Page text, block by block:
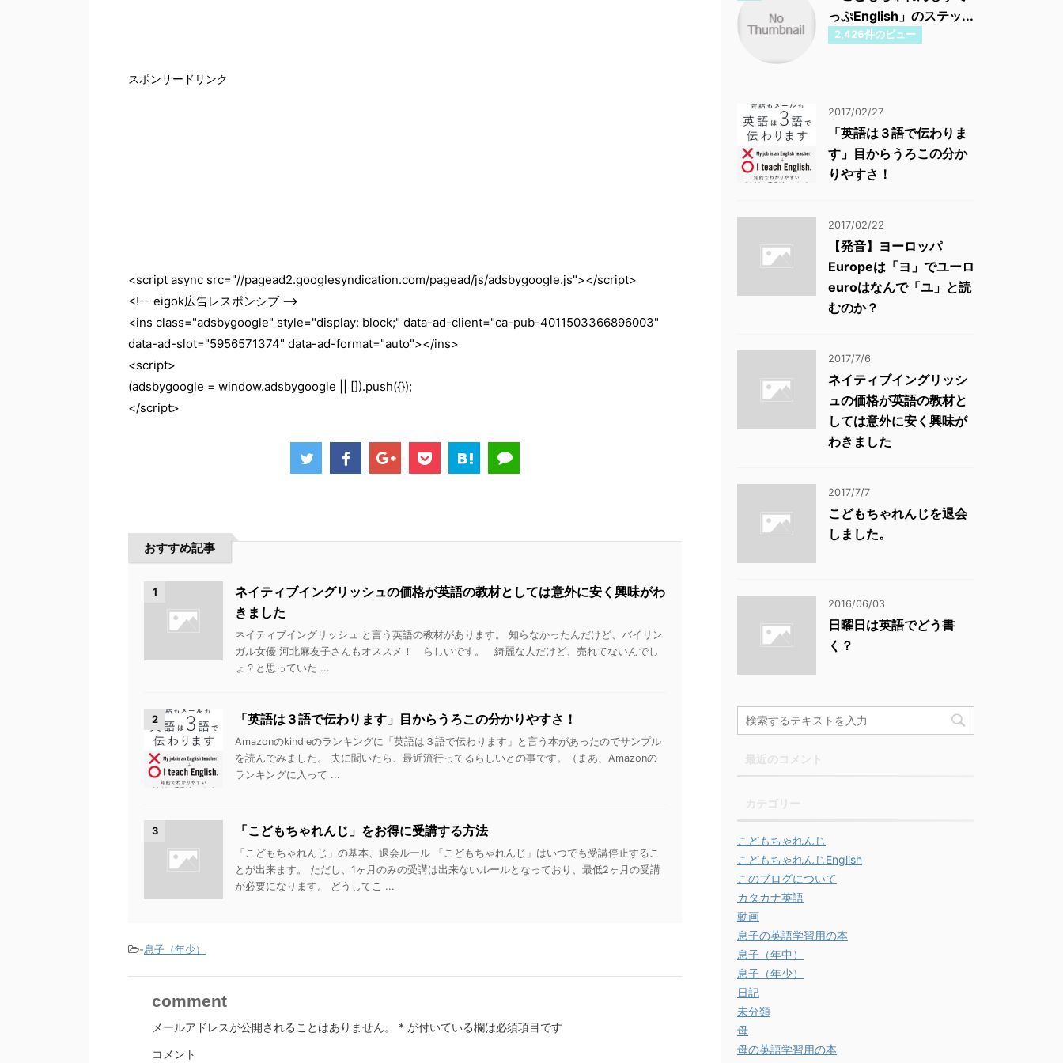
スポンサードリンク
<script async src="//pagead2.googlesyndication.com/pagead/js/adsbygoogle.js"></script>
<!-- eigok広告レスポンシブ -->
<ins class="adsbygoogle" style="display: block;" data-ad-client="ca-pub-4011503366896003"
data-ad-slot="5956571374" data-ad-format="auto"></ins>
<script>
(adsbygoogle = window.adsbygoogle || []).push({});
</script>
おすすめ記事
1
ネイティブイングリッシュの価格が英語の教材としては意外に安く興味がわ
きました
ネイティブイングリッシュ と言う英語の教材があります。 知らなかったんだけど、バイリン
ガル女優 河北麻友子さんもオススメ！ らしいです。 綺麗な人だけど、売れてないんでし
ょ？と思っていた ...
2 「英語は３語で伝わります」目からうろこの分かりやすさ！
Amazonのkindleのランキングに「英語は３語で伝わります」と言う本があったのでサンプル
を読んでみました。 夫に聞いたら、最近流行ってるらしいとの事です。（まあ、Amazonの
ランキングに入って ...
3 「こどもちゃれんじ」をお得に受講する方法
「こどもちゃれんじ」の基本、退会ルール 「こどもちゃれんじ」はいつでも受講停止するこ
とが出来ます。 ただし、1ヶ月のみの受講は出来ないルールとなっており、最低2ヶ月の受講
が必要になります。 どうしてこ ...
-息子（年少）
comment
メールアドレスが公開されることはありません。 * が付いている欄は必須項目です
コメント
っぷEnglish」のステッ...
2,426件のビュー
2017/02/27
「英語は３語で伝わりま
す」目からうろこの分か
りやすさ！
2017/02/22
【発音】ヨーロッパ
Europeは「ヨ」でユーロ
euroはなんで「ユ」と読
むのか？
2017/7/6
ネイティブイングリッシ
ュの価格が英語の教材と
しては意外に安く興味が
わきました
2017/7/7
こどもちゃれんじを退会
しました。
2016/06/03
日曜日は英語でどう書
く？
こどもちゃれんじ
こどもちゃれんじEnglish
このブログについて
カタカナ英語
動画
息子の英語学習用の本
息子（年中）
息子（年少）
日記
未分類
母
母の英語学習用の本